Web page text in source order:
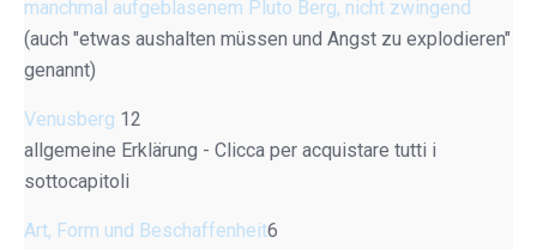
manchmal aufgeblasenem Pluto Berg, nicht zwingend
(auch "etwas aushalten müssen und Angst zu explodieren"
genannt)
Venusberg 12
allgemeine Erklärung - Clicca per acquistare tutti i
sottocapitoli
Art, Form und Beschaffenheit6